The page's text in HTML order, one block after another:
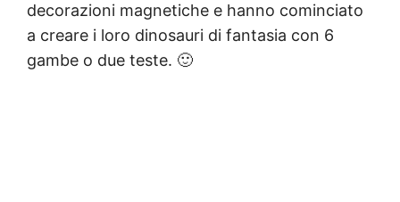
decorazioni magnetiche e hanno cominciato
a creare i loro dinosauri di fantasia con 6
gambe o due teste. 🙂